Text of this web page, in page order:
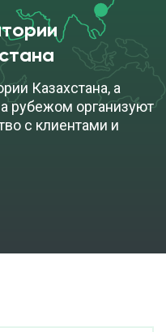
Казахстана, а
рубежом организуют
с клиентами и